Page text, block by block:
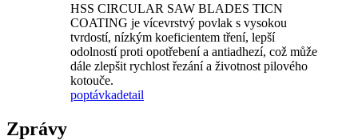
HSS CIRCULAR SAW BLADES TICN
COATING je vícevrstvý povlak s vysokou
tvrdostí, nízkým koeficientem tření, lepší
odolností proti opotřebení a antiadhezí, což může
dále zlepšit rychlost řezání a životnost pilového
kotouče.
poptávkadetail
Zprávy